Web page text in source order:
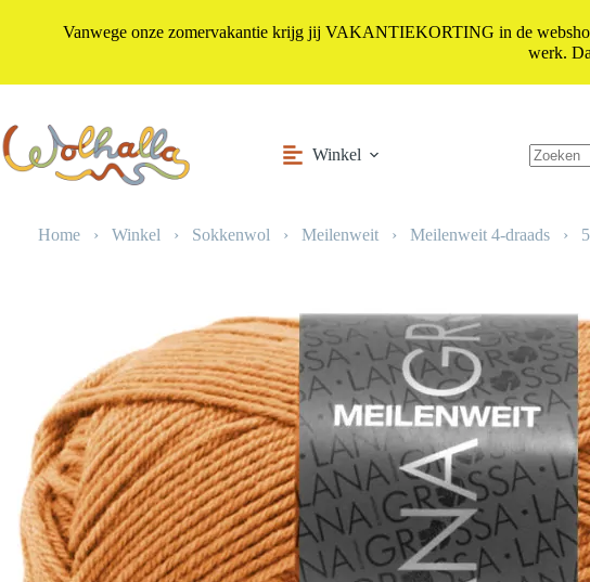
de
inhoud
Winkel
Home › Winkel › Sokkenwol › Meilenweit › Meilenweit 4-draads ›
Vanwege onze zomervakantie krijg jij VAKANTIEKORTING in de
werk.